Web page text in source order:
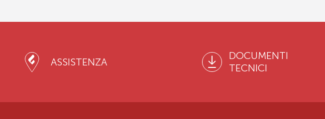
ASSISTENZA
DOCUMENTI
TECNICI